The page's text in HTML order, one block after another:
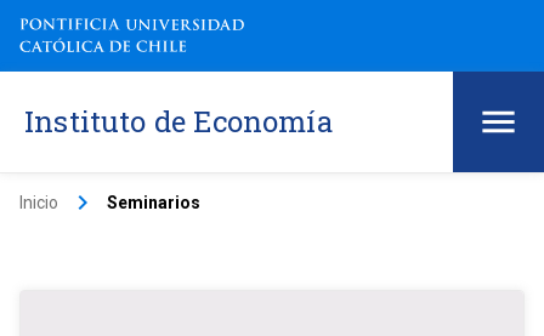
Instituto de Economía
Inicio keyboard_arrow_right Seminarios